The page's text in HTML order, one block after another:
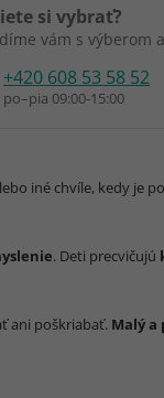
si vybrať?
vám s výberom
+420 608 53 58 52
po–pia 09:00-15:00
iné chvíle, kedy je
. Deti precvičujú
ani poškriabať. Malý a